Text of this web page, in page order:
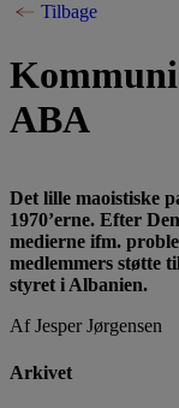
Tilbage
ABA
Det lille maoistiske
1970’erne. Efter
medierne ifm.
medlemmers støtte
styret i Albanien.
Af Jesper Jørgensen
Arkivet